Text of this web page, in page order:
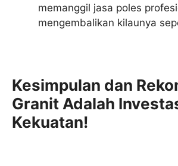
memanggil jasa poles
mengembalikan kilaunya
Kesimpulan dan
Granit Adalah
Kekuatan!